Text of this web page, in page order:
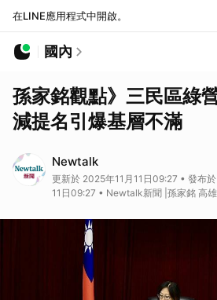
在LINE應用程式中開啟。
國內
孫家銘觀點》三民區綠
減提名引爆基層不滿
Newtalk
更新於 2025年11月11日09:27 • 發布
11日09:27 • Newtalk新聞 |孫家銘 高